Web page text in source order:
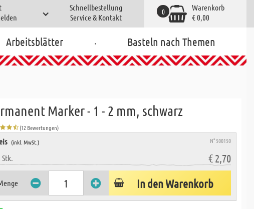
Schnellbestellung
Service & Kontakt
Warenkorb
€ 0,00
0
Arbeitsblätter . Basteln nach Themen
Marker - 1 - 2 mm, schwarz
(12 Bewertungen)
(inkl. MwSt.) N° 500150
Stk. € 2,70
In den Warenkorb